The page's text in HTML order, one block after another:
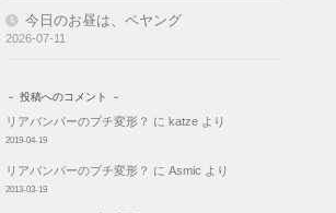
今日のお昼は、ペヤング
2026-07-11
－ 投稿へのコメント －
リアバンパーのプチ変形？ に katze より
2019-04-19
リアバンパーのプチ変形？ に Asmic より
2013-03-19